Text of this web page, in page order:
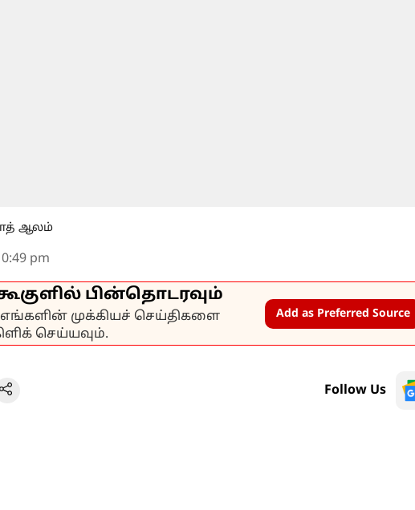
ஆலம்
pm
பின்தொடரவும்
எங்களின் முக்கியச் செய்திகளை
செய்யவும்.
Add as Preferred Source
Follow Us